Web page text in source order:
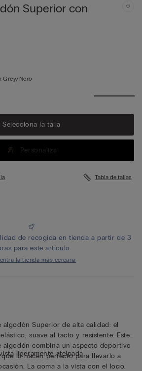
Superior con
Grey/nero
Selecciona la talla
Personaliza
Tabla de tallas
de recogida en tienda a partir de 3
para este artículo
la tienda más cercana
algodón Superior de alta calidad: el
suave al tacto y resistente. Este
algodón combina un aspecto deportivo
lo hacen perfecto para llevarlo a
La goma a la vista con el logo,
ligeramente afelpada